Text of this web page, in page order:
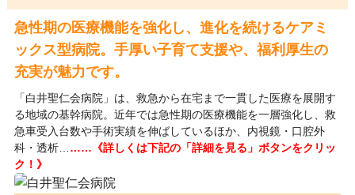
急性期の医療機能を強化し、進化を続けるケアミ
ックス型病院。手厚い子育て支援や、福利厚生の
充実が魅力です。
「白井聖仁会病院」は、救急から在宅まで一貫した医療を展開す
る地域の基幹病院。近年では急性期の医療機能を一層強化し、救
急車受入台数や手術実績を伸ばしているほか、内視鏡・口腔外
科・透析… ……《詳しくは下記の「詳細を見る」ボタンをクリッ
ク！》